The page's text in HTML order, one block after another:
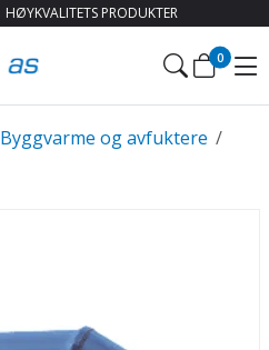
HØYKVALITETS PRODUKTER
0
/
Byggvarme og avfuktere